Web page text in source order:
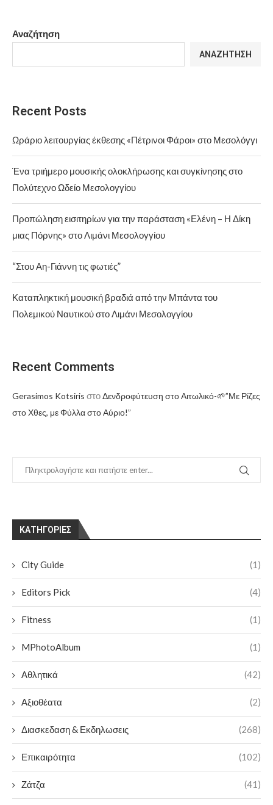
Αναζήτηση
ΑΝΑΖΉΤΗΣΗ
Recent Posts
Ωράριο λειτουργίας έκθεσης «Πέτρινοι Φάροι» στο Μεσολόγγι
Ένα τριήμερο μουσικής ολοκλήρωσης και συγκίνησης στο
Πολύτεχνο Ωδείο Μεσολογγίου
Προπώληση εισιτηρίων για την παράσταση «Ελένη – Η Δίκη
μιας Πόρνης» στο Λιμάνι Μεσολογγίου
“Στου Αη-Γιάννη τις φωτιές”
Καταπληκτική μουσική βραδιά από την Μπάντα του
Πολεμικού Ναυτικού στο Λιμάνι Μεσολογγίου
Recent Comments
Gerasimos Kotsiris στοΔενδροφύτευση στο Αιτωλικό-🌱”Με Ρίζες
στο Χθες, με Φύλλα στο Αύριο!”
KΑΤΗΓΟΡΊΕΣ
City Guide (1)
Editors Pick (4)
Fitness (1)
MPhotoAlbum (1)
Αθλητικά (42)
Αξιοθέατα (2)
Διασκεδαση & Εκδηλωσεις (268)
Επικαιρότητα (102)
Ζάτζα (41)